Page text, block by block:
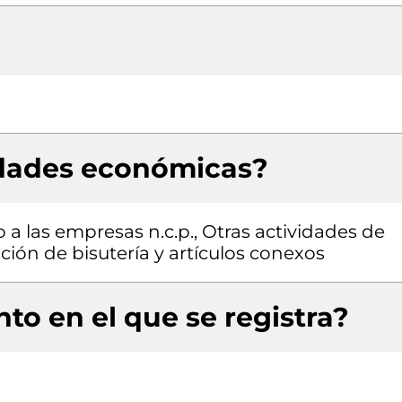
económicas?
las empresas n.c.p., Otras actividades de
de bisutería y artículos conexos
en el que se registra?